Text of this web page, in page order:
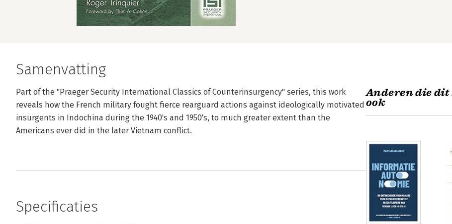
Samenvatting
Part of the "Praeger Security International Classics of Counterinsurgency" series, this work
reveals how the French military fought fierce rearguard actions against ideologically motivated
insurgents in Indochina during the 1940's and 1950's, to much greater extent than the
Americans ever did in the later Vietnam conflict.
Specificaties
Anderen die dit
ook